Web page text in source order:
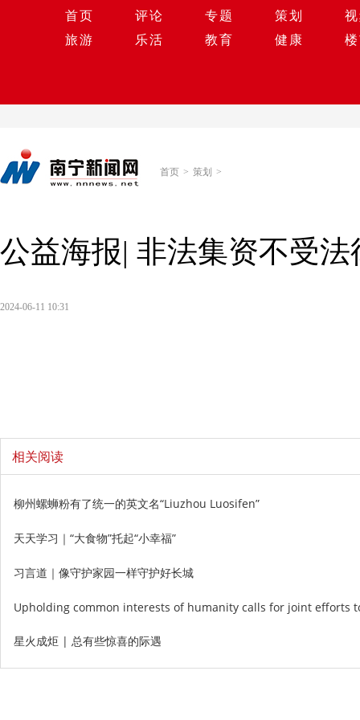
首页 评论 专题 策划
旅游
乐活 教育 健康
首页 > 策划 >
公益海报| 非法集资不受
2024-06-11 10:31
相关阅读
柳州螺蛳粉有了统一的英文名“Liuzhou Luosifen”
天天学习｜“大食物”托起“小幸福”
习言道｜像守护家园一样守护好长城
Upholding common interests of humanity calls for joint efforts
星火成炬 | 总有些惊喜的际遇